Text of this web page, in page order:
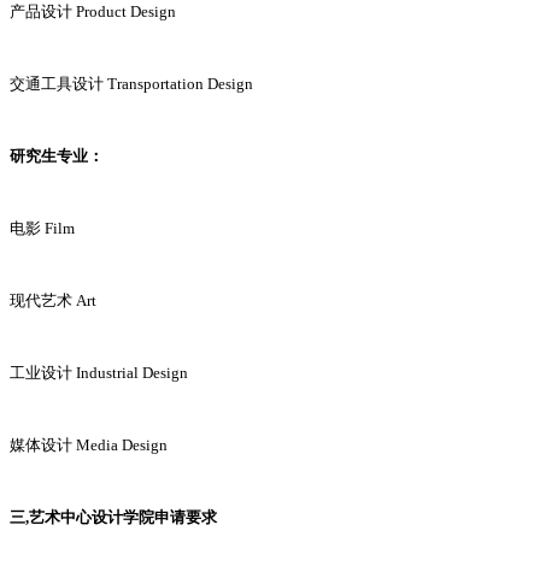
产品设计 Product Design
交通工具设计 Transportation Design
研究生专业：
电影 Film
现代艺术 Art
工业设计 Industrial Design
媒体设计 Media Design
三,艺术中心设计学院申请要求